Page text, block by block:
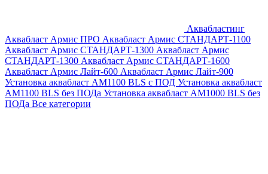
Аквабластинг
Аквабласт Армис ПРО Аквабласт Армис СТАНДАРТ-1100
Аквабласт Армис СТАНДАРТ-1300 Аквабласт Армис
СТАНДАРТ-1300 Аквабласт Армис СТАНДАРТ-1600
Аквабласт Армис Лайт-600 Аквабласт Армис Лайт-900
Установка аквабласт AM1100 BLS с ПОД Установка аквабласт
AM1100 BLS без ПОДа Установка аквабласт AM1000 BLS без
ПОДа Все категории